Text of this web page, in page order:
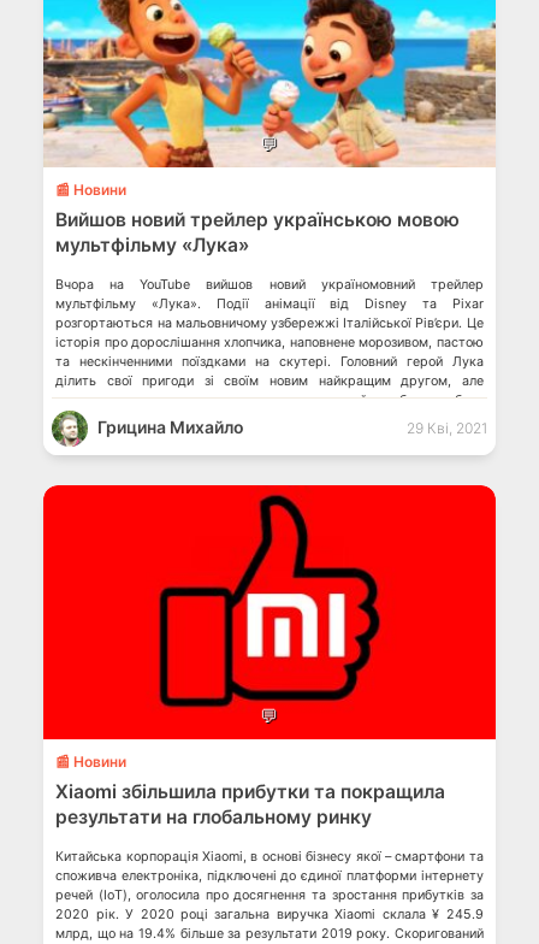
💬
📰 Новини
Вийшов новий трейлер українською мовою
мультфільму «Лука»
Вчора на YouTube вийшов новий україномовний трейлер
мультфільму «Лука». Події анімації від Disney та Pixar
розгортаються на мальовничому узбережжі Італійської Рів’єри. Це
історія про дорослішання хлопчика, наповнене морозивом, пастою
та нескінченними поїздками на скутері. Головний герой Лука
ділить свої пригоди зі своїм новим найкращим другом, але
розвагам та веселощам загрожує схований глибоко-глибоко
секрет: морські страховиська з […]
Грицина Михайло 29 Кві, 2021
💬
📰 Новини
Xiaomi збільшила прибутки та покращила
результати на глобальному ринку
Китайська корпорація Xiaomi, в основі бізнесу якої – смартфони та
споживча електроніка, підключені до єдиної платформи інтернету
речей (IoT), оголосила про досягнення та зростання прибутків за
2020 рік. У 2020 році загальна виручка Xiaomi склала ¥ 245.9
млрд, що на 19.4% більше за результати 2019 року. Скоригований